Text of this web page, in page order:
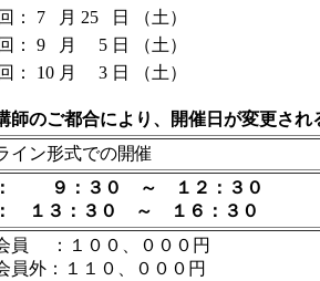
：
7 月 25 日
（土）
：
9 月 5 日
（土）
：
10 月 3 日 （土）
師のご都合により、開催日が変更され
イン形式での開催
９：３０ ～ １２：３０
１３：３０ ～ １６：３０
員 ：１００、０００円
員外：１１０、０００円